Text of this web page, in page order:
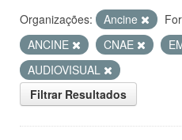
Organizações: Ancine
ANCINE
CNAE
AUDIOVISUAL
Filtrar Resultados